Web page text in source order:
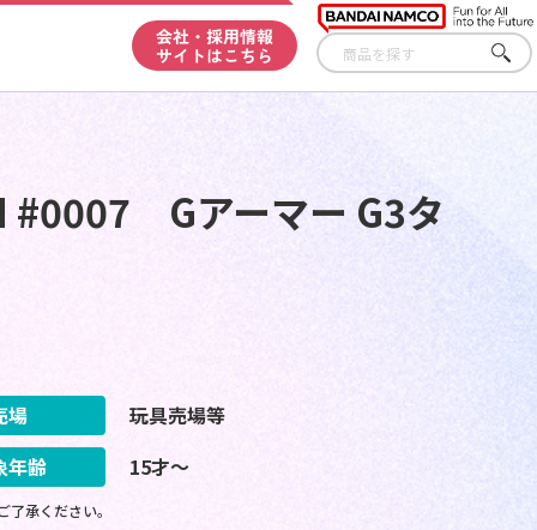
会社・採用情報
サイトはこちら
さが
す
#0007 Gアーマー G3タ
場
玩具売場等
年齢
15才～
承ください。